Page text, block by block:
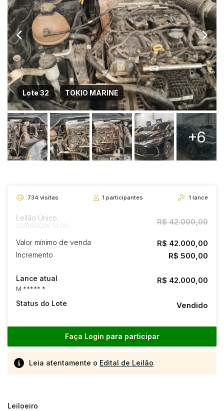
Lote 32 TOKIO MARINE
+6
734 visitas 1participantes 1 lance
Leilão Único
03/06/2026 14:00 R$ 42.000,00
Valor mínimo de venda R$ 42.000,00
Incremento R$ 500,00
Lance atual
M ***** *
R$ 42.000,00
Status do Lote Vendido
Faça Login para participar
Leia atentamente o Edital de Leilão
Leiloeiro